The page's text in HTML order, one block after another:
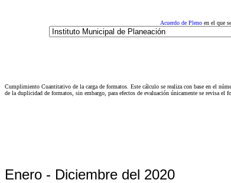
Acuerdo de Pleno en el que
Cumplimiento Cuantitativo de la carga de formatos. Este cálculo se realiza con base en el
de la duplicidad de formatos, sin embargo, para efectos de evaluación únicamente se revisa
Enero - Diciembre del 2020